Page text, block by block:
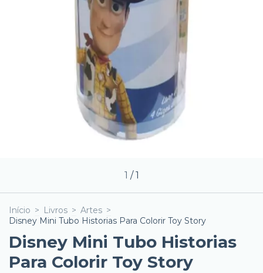
1 /1
Início > Livros > Artes >
Disney Mini Tubo Historias Para Colorir Toy Story
Disney Mini Tubo Historias
Para Colorir Toy Story